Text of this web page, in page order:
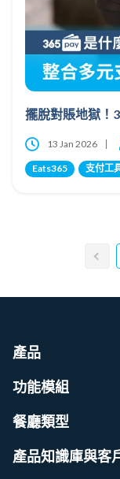
擺脫對賬地獄！
13 Jan 2026
Eats365 支付工
產品
功能模組
餐廳類型
產品知識庫與客